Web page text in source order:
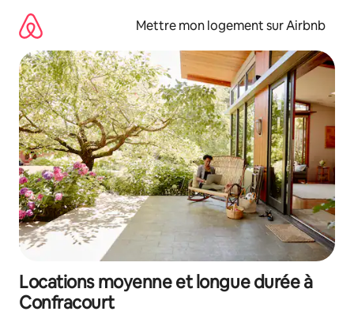
directement
contenu
Mettre mon logement sur Airbnb
Locations moyenne et longue durée à
Confracourt